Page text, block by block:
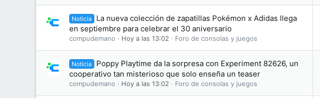
Noticia
La nueva colección de zapatillas Pokémon x Adidas llega
en septiembre para celebrar el 30 aniversario
compudemano Hoy a las 13:02 Foro de consolas y juegos
Noticia
Poppy Playtime da la sorpresa con Experiment 82626, un
cooperativo tan misterioso que solo enseña un teaser
compudemano Hoy a las 13:02 Foro de consolas y juegos